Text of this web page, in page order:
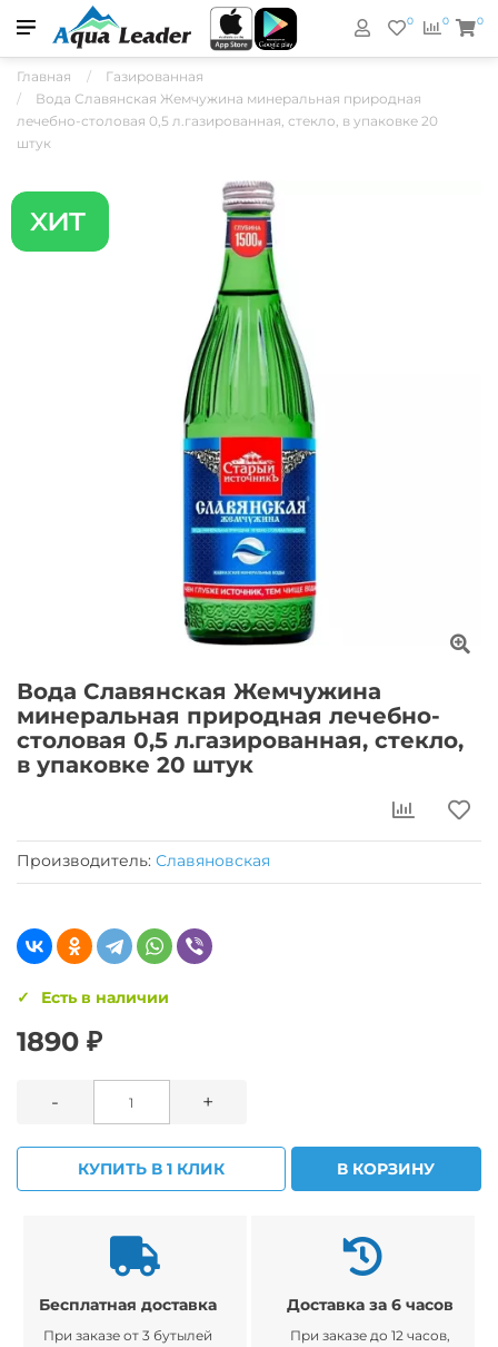
0
0 0
Главная
Газированная
Вода Славянская Жемчужина минеральная природная
лечебно-столовая 0,5 л.газированная, стекло, в упаковке 20
штук
Вода Славянская Жемчужина
минеральная природная лечебно-
столовая 0,5 л.газированная, стекло,
в упаковке 20 штук
Производитель: Славяновская
Есть в наличии
1890 ₽
- +
КУПИТЬ В 1 КЛИК В КОРЗИНУ
Бесплатная доставка
При заказе от 3 бутылей
Доставка за 6 часов
При заказе до 12 часов,